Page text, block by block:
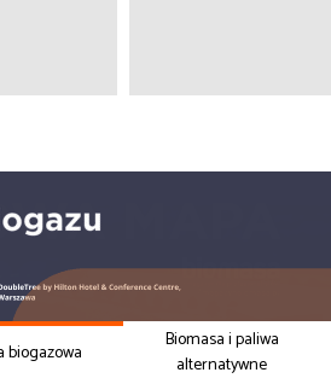
biogazowa
Biomasa i paliwa
alternatywne